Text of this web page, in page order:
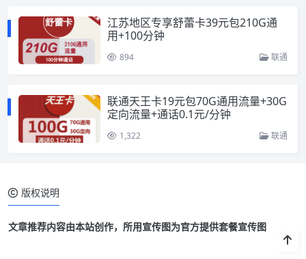
江苏地区专享舒蕾卡39元包210G通
用+100分钟
894 联通
联通天王卡19元包70G通用流量+30G
定向流量+通话0.1元/分钟
1,322 联通
版权说明
文章推荐内容由本站创作，所用宣传图为官方提供套餐宣传图